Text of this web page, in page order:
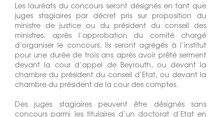
Les lauréats du concours seront désignés en tant que
juges stagiaires par décret pris sur proposition du
ministre de justice ou du président du conseil des
ministres, après l’approbation du comité chargé
d’organiser le concours. Ils seront agrégés à l’institut
pour une durée de trois ans après avoir prêté serment
devant la cour d’appel de Beyrouth, ou devant la
chambre du président du conseil d’Etat, ou devant la
chambre du président de la cour des comptes.
Des juges stagiaires peuvent être désignés sans
concours parmi les titulaires d’un doctorat d’Etat en